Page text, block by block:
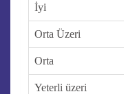
İyi
Orta Üzeri
Orta
Yeterli üzeri